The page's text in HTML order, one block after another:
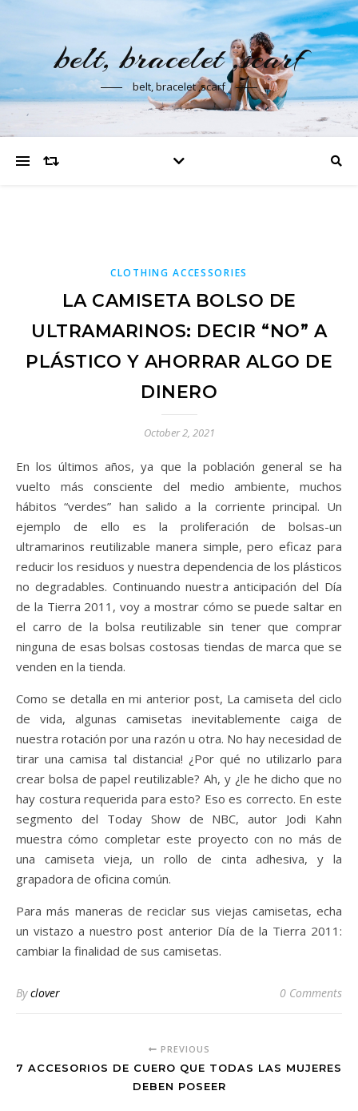
belt, bracelet ,scarf
belt, bracelet ,scarf
CLOTHING ACCESSORIES
LA CAMISETA BOLSO DE
ULTRAMARINOS: DECIR “NO” A
PLÁSTICO Y AHORRAR ALGO DE
DINERO
October 2, 2021
En los últimos años, ya que la población general se ha
vuelto más consciente del medio ambiente, muchos
hábitos “verdes” han salido a la corriente principal. Un
ejemplo de ello es la proliferación de bolsas-un
ultramarinos reutilizable manera simple, pero eficaz para
reducir los residuos y nuestra dependencia de los plásticos
no degradables. Continuando nuestra anticipación del Día
de la Tierra 2011, voy a mostrar cómo se puede saltar en
el carro de la bolsa reutilizable sin tener que comprar
ninguna de esas bolsas costosas tiendas de marca que se
venden en la tienda.
Como se detalla en mi anterior post, La camiseta del ciclo
de vida, algunas camisetas inevitablemente caiga de
nuestra rotación por una razón u otra. No hay necesidad de
tirar una camisa tal distancia! ¿Por qué no utilizarlo para
crear bolsa de papel reutilizable? Ah, y ¿le he dicho que no
hay costura requerida para esto? Eso es correcto. En este
segmento del Today Show de NBC, autor Jodi Kahn
muestra cómo completar este proyecto con no más de
una camiseta vieja, un rollo de cinta adhesiva, y la
grapadora de oficina común.
Para más maneras de reciclar sus viejas camisetas, echa
un vistazo a nuestro post anterior Día de la Tierra 2011:
cambiar la finalidad de sus camisetas.
Byclover 0 Comments
PREVIOUS
7 ACCESORIOS DE CUERO QUE TODAS LAS MUJERES
DEBEN POSEER